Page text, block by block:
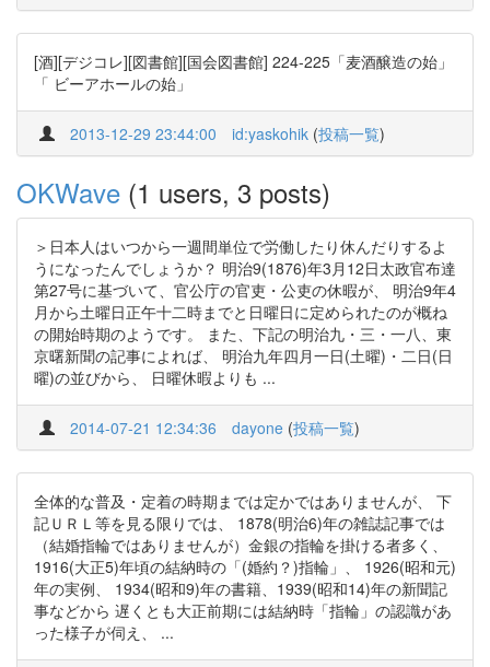
[酒][デジコレ][図書館][国会図書館] 224-225「麦酒醸造の始」
「 ビーアホールの始」
2013-12-29 23:44:00 id:yaskohik (投稿一覧)
OKWave (1 users, 3 posts)
＞日本人はいつから一週間単位で労働したり休んだりするよ
うになったんでしょうか？ 明治9(1876)年3月12日太政官布達
第27号に基づいて、官公庁の官吏・公吏の休暇が、 明治9年4
月から土曜日正午十二時までと日曜日に定められたのが概ね
の開始時期のようです。 また、下記の明治九・三・一八、東
京曙新聞の記事によれば、 明治九年四月一日(土曜)・二日(日
曜)の並びから、 日曜休暇よりも ...
2014-07-21 12:34:36 dayone (投稿一覧)
全体的な普及・定着の時期までは定かではありませんが、 下
記ＵＲＬ等を見る限りでは、 1878(明治6)年の雑誌記事では
（結婚指輪ではありませんが）金銀の指輪を掛ける者多く、
1916(大正5)年頃の結納時の「(婚約？)指輪」、 1926(昭和元)
年の実例、 1934(昭和9)年の書籍、1939(昭和14)年の新聞記
事などから 遅くとも大正前期には結納時「指輪」の認識があ
った様子が伺え、 ...